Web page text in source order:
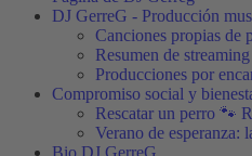
DJ GerreG - Producción
Canciones propias de
Resumen de
Producciones por
Compromiso social y
Rescatar un perro 🐾
Verano de esperanza:
Bio DJ GerreG